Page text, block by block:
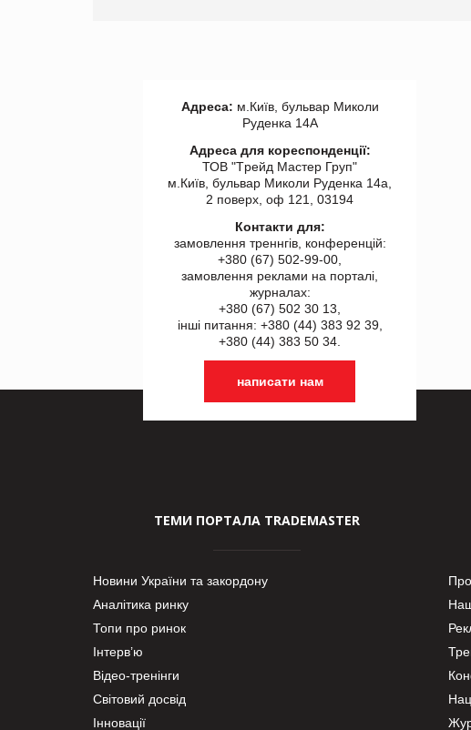
Адреса: м.Київ, бульвар Миколи
Руденка 14А
Адреса для кореспонденції:
ТОВ "Tрейд Мастер Груп"
м.Київ, бульвар Миколи Руденка 14а,
2 поверх, оф 121, 03194
Контакти для:
замовлення треннгів, конференцій:
+380 (67) 502-99-00,
замовлення реклами на порталі,
журналах:
+380 (67) 502 30 13,
інші питання: +380 (44) 383 92 39,
+380 (44) 383 50 34.
написати нам
ТЕМИ ПОРТАЛА TRADEMASTER
Новини України та закордону
Аналітика ринку
Топи про ринок
Інтерв’ю
Відео-тренінги
Світовий досвід
Інновації